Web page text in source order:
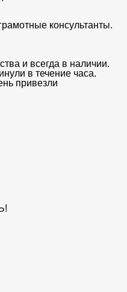
консультанты.
и всегда в наличии.
в течение часа.
привезли